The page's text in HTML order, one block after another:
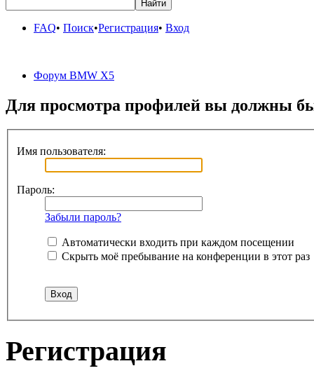
FAQ• Поиск•Регистрация• Вход
Форум BMW X5
Для просмотра профилей вы должны
Имя пользователя:
Пароль:
Забыли пароль?
Автоматически входить при каждом посещении
Скрыть моё пребывание на конференции в этот раз
Регистрация